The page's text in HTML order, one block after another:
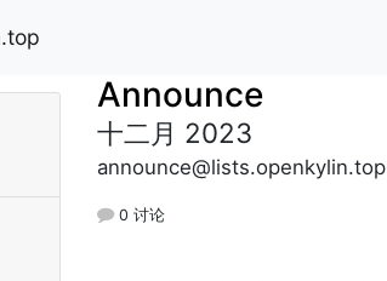
Announce
十二月 2023
announce@lists.openkylin.top
0 讨论